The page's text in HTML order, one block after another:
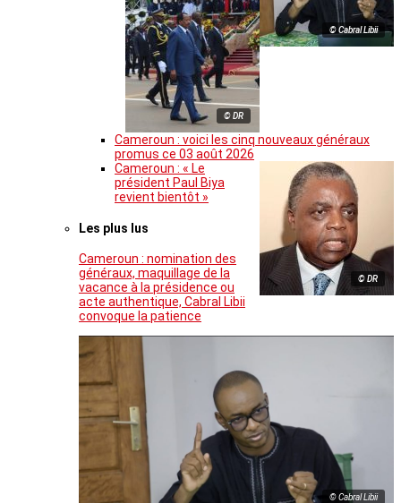
© Cabral Libii
© DR
Cameroun : voici les cinq nouveaux généraux
promus ce 03 août 2026
© DR
Cameroun : « Le
président Paul Biya
revient bientôt »
Les plus lus
Cameroun : nomination des
généraux, maquillage de la
vacance à la présidence ou
acte authentique, Cabral Libii
convoque la patience
© Cabral Libii